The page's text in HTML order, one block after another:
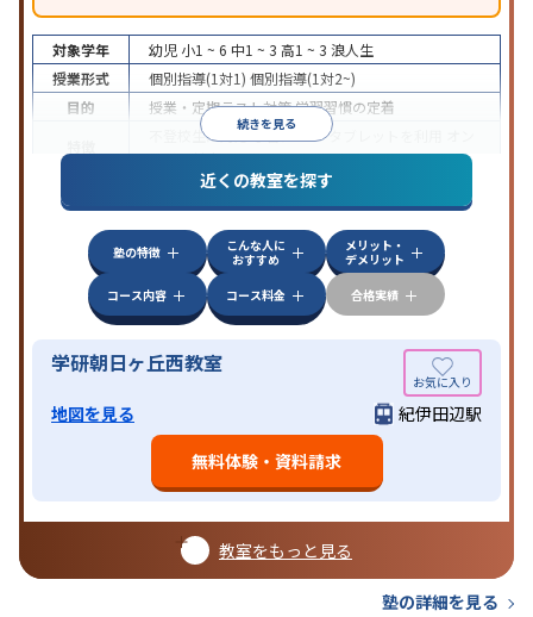
続きを見る
対象学年 幼児 小1 ~ 6 中1 ~ 3 高1 ~ 3 浪人生
授業形式
個別指導(1対1) 個別指導(1対2~)
目的
授業・定期テスト対策学習習慣の定着
不登校生に対応学習にPC・タブレットを利用
ライン対応
近くの教室を探す
塾の特徴
こんな人に
おすすめ
メリット・
デメリット
コース内容
コース料金 合格実績
学研朝日ヶ丘西教室
地図を見る
紀伊田辺駅
無料体験・資料請求
教室をもっと見る
塾の詳細を見る